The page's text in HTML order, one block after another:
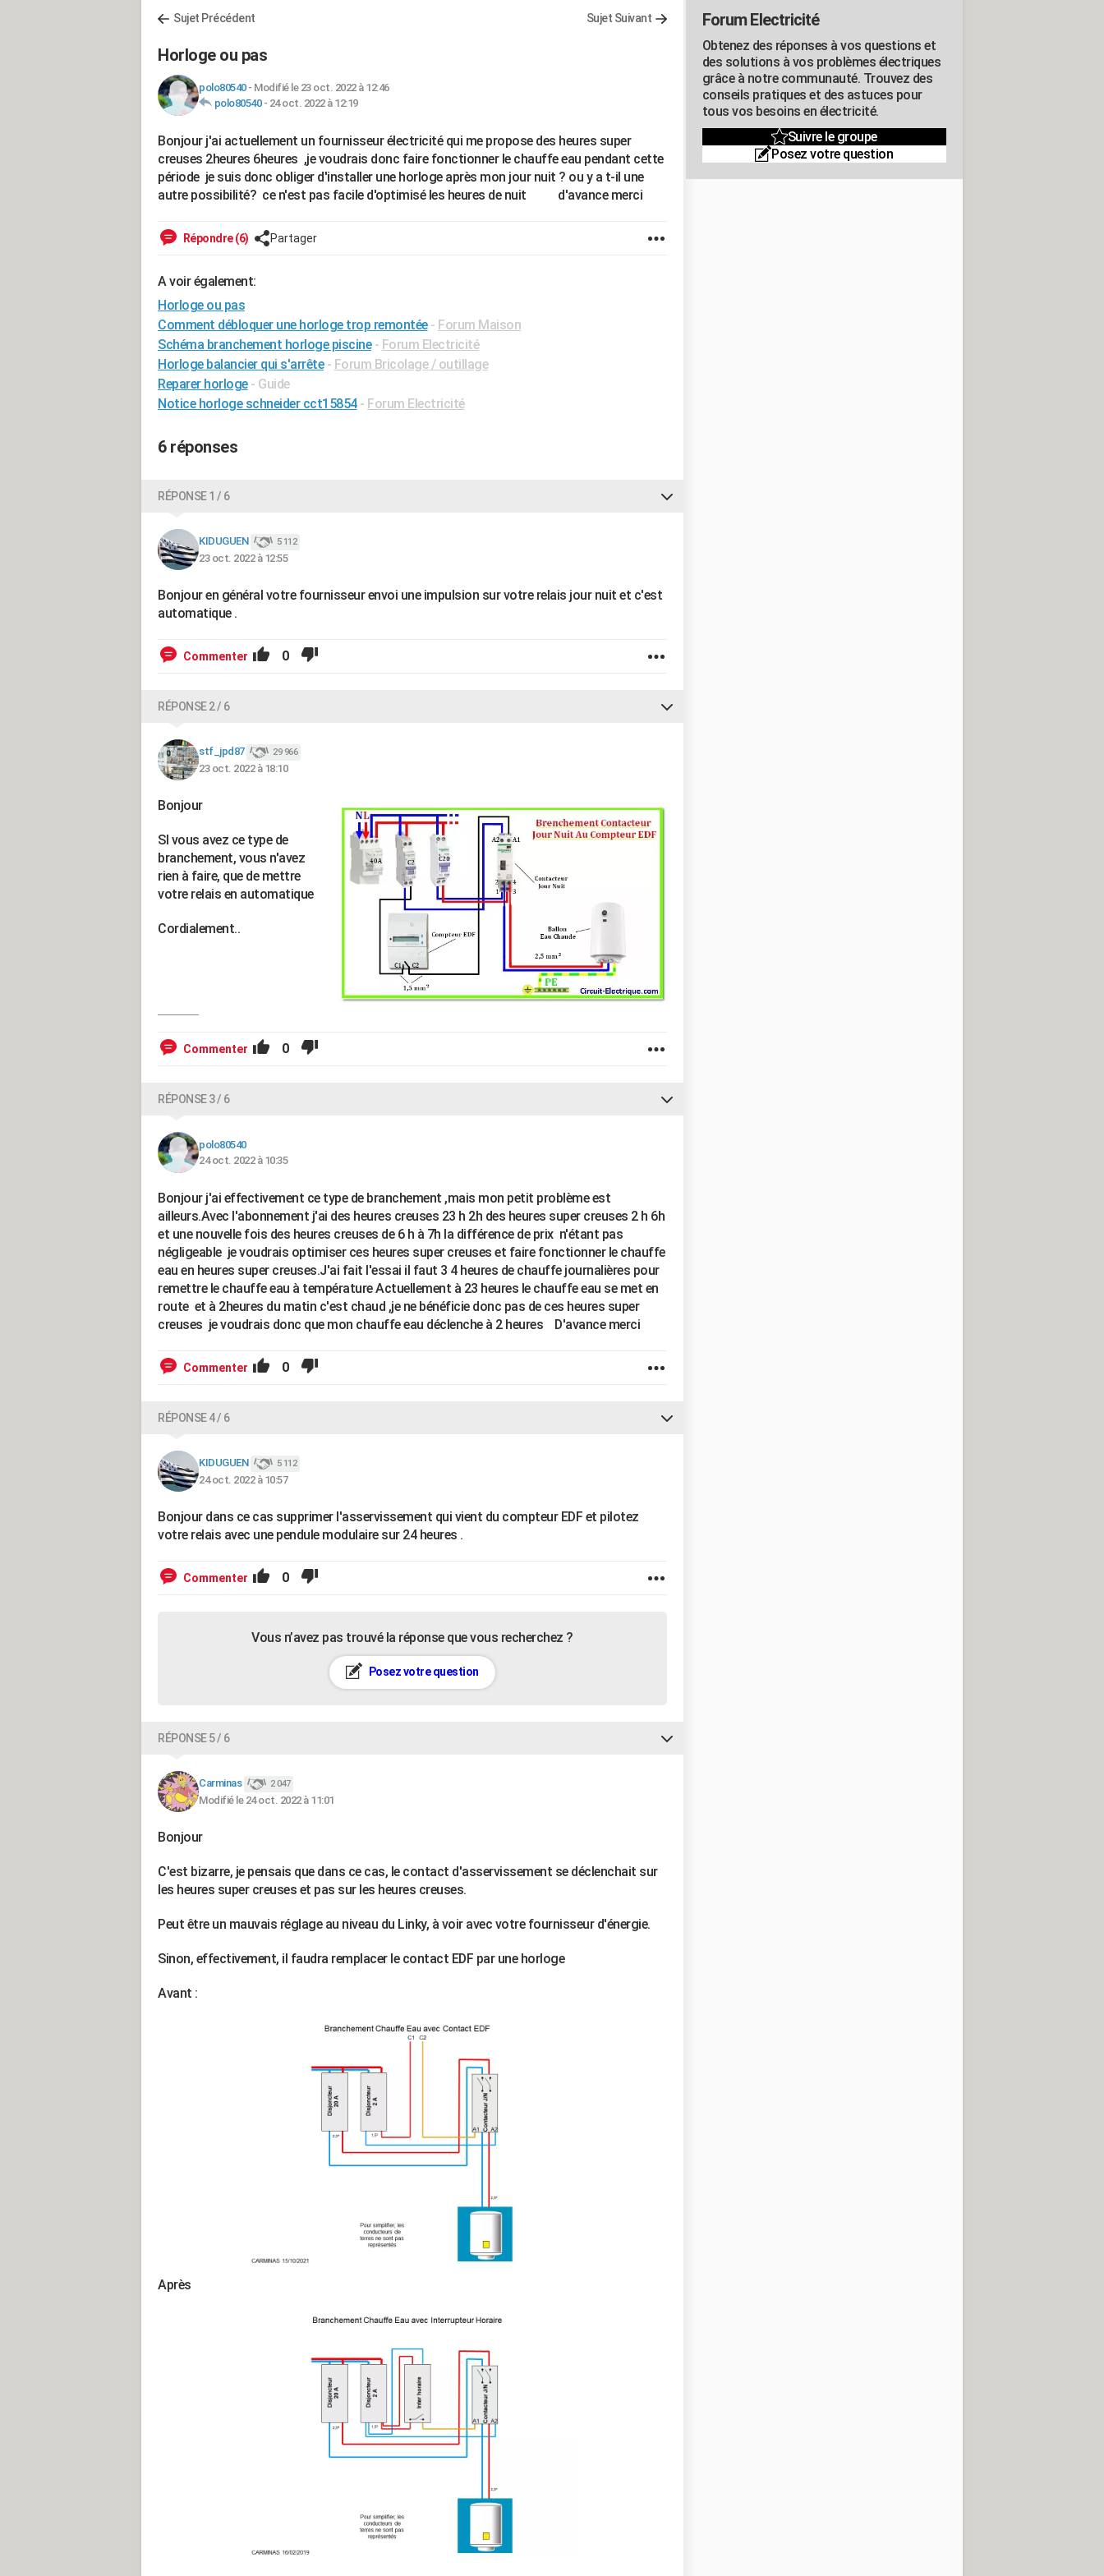
Sujet Précédent Sujet Suivant
Horloge ou pas
polo80540- Modifié le 23 oct. 2022 à 12:46
polo80540- 24 oct. 2022 à 12:19
Bonjour j'ai actuellement un fournisseur électricité qui me propose des heures super
creuses 2heures 6heures ,je voudrais donc faire fonctionner le chauffe eau pendant cette
période je suis donc obliger d'installer une horloge après mon jour nuit ? ou y a t-il une
autre possibilité? ce n'est pas facile d'optimisé les heures de nuit d'avance merci
Répondre (6) Partager
A voir également:
Horloge ou pas
Comment débloquer une horloge trop remontée - Forum Maison
Schéma branchement horloge piscine - Forum Electricité
Horloge balancier qui s'arrête - Forum Bricolage / outillage
Reparer horloge - Guide
Notice horloge schneider cct15854 - Forum Electricité
6 réponses
RÉPONSE 1 / 6
KIDUGUEN 5 112
23 oct. 2022 à 12:55
Bonjour en général votre fournisseur envoi une impulsion sur votre relais jour nuit et c'est
automatique .
Commenter 0
RÉPONSE 2 / 6
stf_jpd87 29 966
23 oct. 2022 à 18:10
Bonjour
SI vous avez ce type de
branchement, vous n'avez
rien à faire, que de mettre
votre relais en automatique
Cordialement..
Commenter 0
RÉPONSE 3 / 6
polo80540
24 oct. 2022 à 10:35
Bonjour j'ai effectivement ce type de branchement ,mais mon petit problème est
ailleurs.Avec l'abonnement j'ai des heures creuses 23 h 2h des heures super creuses 2 h 6h
et une nouvelle fois des heures creuses de 6 h à 7h la différence de prix n'étant pas
négligeable je voudrais optimiser ces heures super creuses et faire fonctionner le chauffe
eau en heures super creuses.J'ai fait l'essai il faut 3 4 heures de chauffe journalières pour
remettre le chauffe eau à température Actuellement à 23 heures le chauffe eau se met en
route et à 2heures du matin c'est chaud ,je ne bénéficie donc pas de ces heures super
creuses je voudrais donc que mon chauffe eau déclenche à 2 heures D'avance merci
Commenter 0
RÉPONSE 4 / 6
KIDUGUEN 5 112
24 oct. 2022 à 10:57
Bonjour dans ce cas supprimer l'asservissement qui vient du compteur EDF et pilotez
votre relais avec une pendule modulaire sur 24 heures .
Commenter 0
Vous n’avez pas trouvé la réponse que vous recherchez ?
Posez votre question
RÉPONSE 5 / 6
Carminas 2 047
Modifié le 24 oct. 2022 à 11:01
Bonjour
C'est bizarre, je pensais que dans ce cas, le contact d'asservissement se déclenchait sur
les heures super creuses et pas sur les heures creuses.
Peut être un mauvais réglage au niveau du Linky, à voir avec votre fournisseur d'énergie.
Sinon, effectivement, il faudra remplacer le contact EDF par une horloge
Avant :
Après
Forum Electricité
Obtenez des réponses à vos questions et
des solutions à vos problèmes électriques
grâce à notre communauté. Trouvez des
conseils pratiques et des astuces pour
tous vos besoins en électricité.
Suivre le groupe
Posez votre question